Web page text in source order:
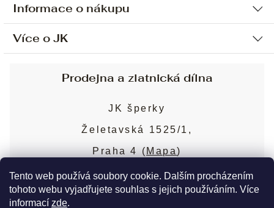
Tento web používá soubory cookie. Dalším procházením
tohoto webu vyjadřujete souhlas s jejich používáním. Více
informací zde.
Informace o nákupu
Ochrana osobních údajů
Sjednání osobní schůzky
Obchodní podmínky
Puncovní značky
Více o JK
Blog
Nejčastější dotazy
Prodejna a zlatnická dílna
JK šperky
Želetavská 1525/1,
Praha 4 ( Mapa)
Více o prodejně